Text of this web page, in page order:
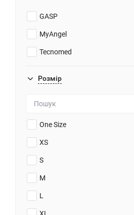
GASP
MyAngel
Tecnomed
Розмiр
One Size
XS
S
M
L